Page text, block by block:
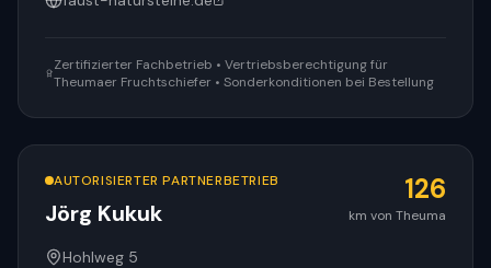
Zertifizierter Fachbetrieb • Vertriebsberechtigung für
Theumaer Fruchtschiefer • Sonderkonditionen bei Bestellung
AUTORISIERTER PARTNERBETRIEB
Jörg Kukuk
126
km von Theuma
Hohlweg 5